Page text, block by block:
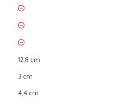
12,8 cm
3 cm
4,4 cm